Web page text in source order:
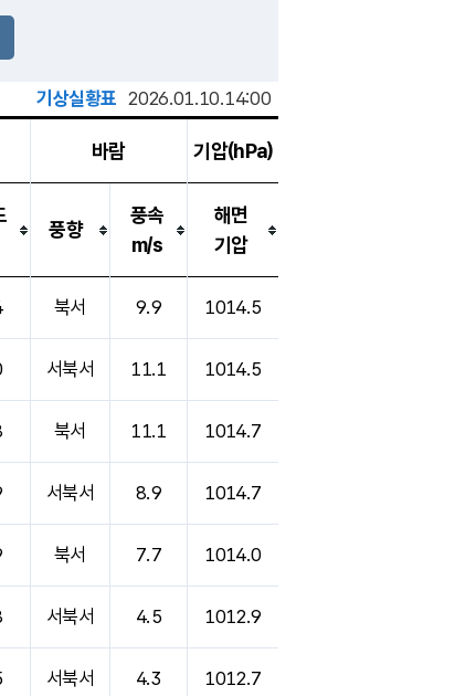
기상실황표 2026.01.10.14:00
바람 기압(hPa)
풍향
풍속
m/s
해면
기압
북서 9.9 1014.5
서북서 11.1 1014.5
북서 11.1 1014.7
서북서 8.9 1014.7
북서 7.7 1014.0
서북서 4.5 1012.9
서북서 4.3 1012.7